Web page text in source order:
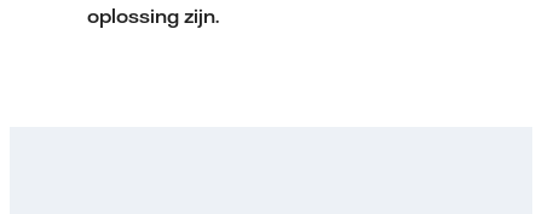
oplossing zijn.